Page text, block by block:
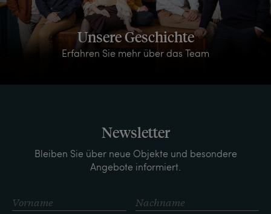
Unsere Geschichte
Erfahren Sie mehr über das Team
Newsletter
Bleiben Sie über neue Objekte und besondere
Angebote informiert.